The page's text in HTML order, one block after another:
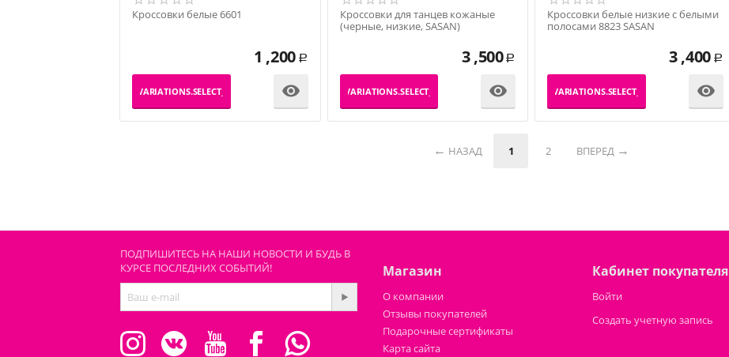
Кроссовки белые 6601
1 ,200 Р
_PRODUCT_VARIATIONS.SELECT_VARIATION 
Кроссовки для танцев кожаные
(черные, низкие, SASAN)
3 ,500 Р
_PRODUCT_VARIATIONS.SELECT_VARIATION 
Кроссовки белые низкие с белыми
полосами 8823 SASAN
3 ,400 Р
_PRODUCT_VARIATIONS.SELECT_VARIATION 
НАЗАД 1 2 ВПЕРЕД
ПОДПИШИТЕСЬ НА НАШИ НОВОСТИ И БУДЬ В
КУРСЕ ПОСЛЕДНИХ СОБЫТИЙ!
Магазин
О компании
Отзывы покупателей
Подарочные сертификаты
Карта сайта
Кабинет покупателя
Войти
Создать учетную запись